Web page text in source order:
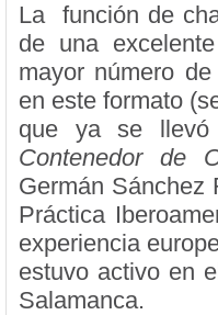
La función de
de una
mayor número
en este formato
que ya se
Contenedor de
Germán Sánchez
Práctica
experiencia
estuvo activo en
Salamanca.